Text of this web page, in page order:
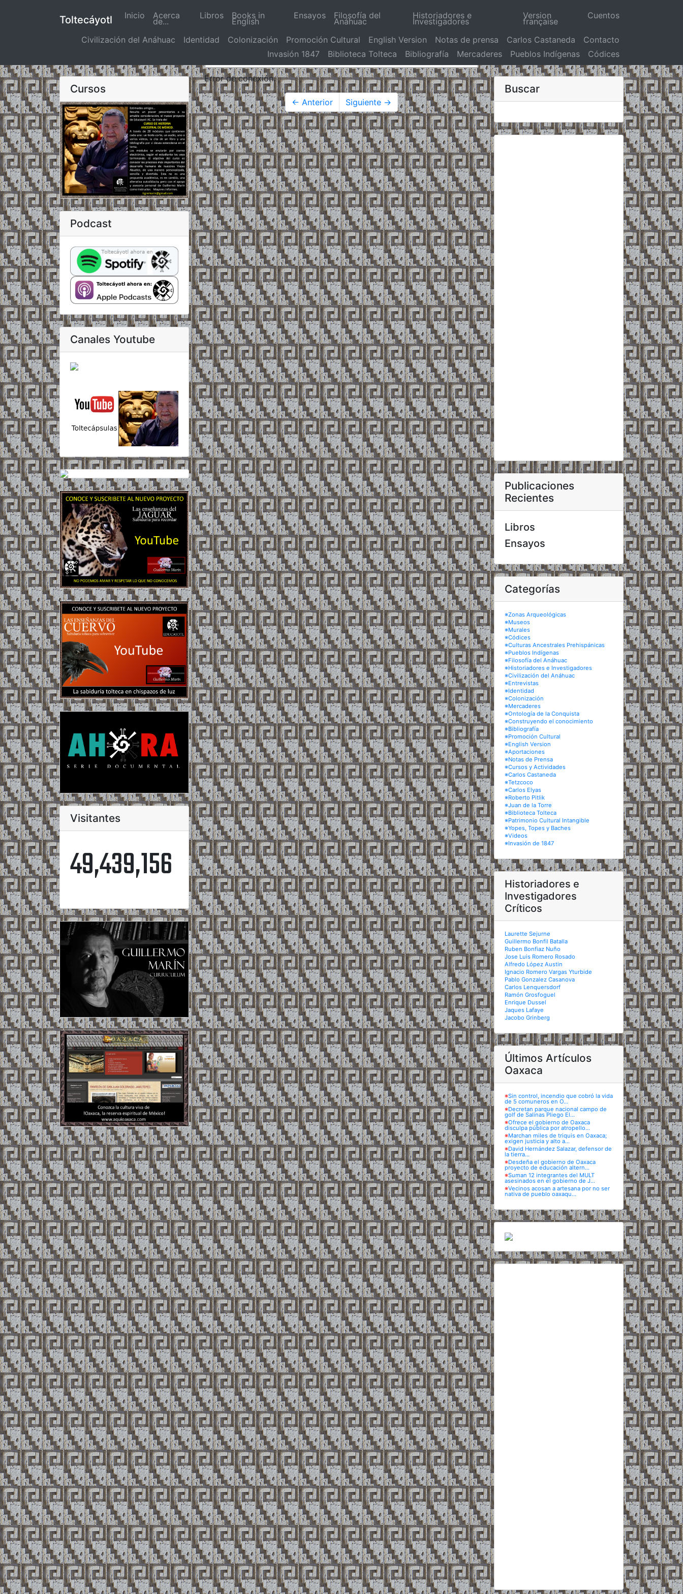
Toltecáyotl Inicio (actual)
Acerca
de...
Libros Books in
English
Ensayos Filosofía del
Anáhuac
Historiadores e
Investigadores
Version
française
Cuentos
Civilización del Anáhuac Identidad Colonización Promoción Cultural English Version Notas de prensa Carlos Castaneda
Contacto
Invasión 1847
Biblioteca Tolteca Bibliografía Mercaderes Pueblos Indígenas Códices
Cursos
Podcast
Canales Youtube
Visitantes
49,439,156
Error de conexión.
← Anterior Siguiente →
Buscar
Publicaciones
Recientes
Libros
Ensayos
Categorías
※Zonas Arqueológicas
※Museos
※Murales
※Códices
※Culturas Ancestrales Prehispánicas
※Pueblos Indígenas
※Filosofía del Anáhuac
※Historiadores e Investigadores
※Civilización del Anáhuac
※Entrevistas
※Identidad
※Colonización
※Mercaderes
※Ontología de la Conquista
※Construyendo el conocimiento
※Bibliografía
※Promoción Cultural
※English Version
※Aportaciones
※Notas de Prensa
※Cursos y Actividades
※Carlos Castaneda
※Tetzcoco
※Carlos Elyas
※Roberto Pitlik
※Juan de la Torre
※Biblioteca Tolteca
※Patrimonio Cultural Intangible
※Yopes, Topes y Baches
※Videos
※Invasión de 1847
Historiadores e
Investigadores
Críticos
Laurette Sejurne
Guillermo Bonfil Batalla
Ruben Bonfiaz Nuño
Jose Luis Romero Rosado
Alfredo López Austin
Ignacio Romero Vargas Yturbide
Pablo Gonzalez Casanova
Carlos Lenquersdorf
Ramón Grosfoguel
Enrique Dussel
Jaques Lafaye
Jacobo Grinberg
Últimos Artículos
Oaxaca
※Sin control, incendio que cobró la vida
de 5 comuneros en O...
※Decretan parque nacional campo de
golf de Salinas Pliego El...
※Ofrece el gobierno de Oaxaca
disculpa pública por atropello...
※Marchan miles de triquis en Oaxaca;
exigen justicia y alto a...
※David Hernández Salazar, defensor de
la tierra...
※Desdeña el gobierno de Oaxaca
proyecto de educación altern...
※Suman 12 integrantes del MULT
asesinados en el gobierno de J...
※Vecinos acosan a artesana por no ser
nativa de pueblo oaxaqu...